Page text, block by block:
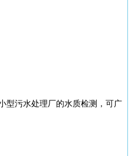
型污水处理厂的水质检测，可广